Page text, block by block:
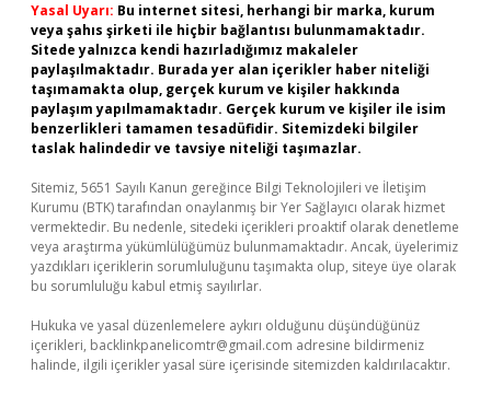
Yasal Uyarı: Bu internet sitesi, herhangi bir marka, kurum
veya şahıs şirketi ile hiçbir bağlantısı bulunmamaktadır.
Sitede yalnızca kendi hazırladığımız makaleler
paylaşılmaktadır. Burada yer alan içerikler haber niteliği
taşımamakta olup, gerçek kurum ve kişiler hakkında
paylaşım yapılmamaktadır. Gerçek kurum ve kişiler ile isim
benzerlikleri tamamen tesadüfidir. Sitemizdeki bilgiler
taslak halindedir ve tavsiye niteliği taşımazlar.
Sitemiz, 5651 Sayılı Kanun gereğince Bilgi Teknolojileri ve İletişim
Kurumu (BTK) tarafından onaylanmış bir Yer Sağlayıcı olarak hizmet
vermektedir. Bu nedenle, sitedeki içerikleri proaktif olarak denetleme
veya araştırma yükümlülüğümüz bulunmamaktadır. Ancak, üyelerimiz
yazdıkları içeriklerin sorumluluğunu taşımakta olup, siteye üye olarak
bu sorumluluğu kabul etmiş sayılırlar.
Hukuka ve yasal düzenlemelere aykırı olduğunu düşündüğünüz
içerikleri, backlinkpanelicomtr@gmail.com adresine bildirmeniz
halinde, ilgili içerikler yasal süre içerisinde sitemizden kaldırılacaktır.